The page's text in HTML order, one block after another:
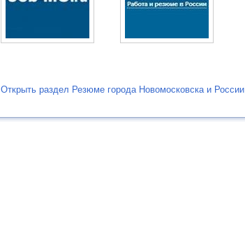
Открыть раздел Резюме города Новомосковска и России